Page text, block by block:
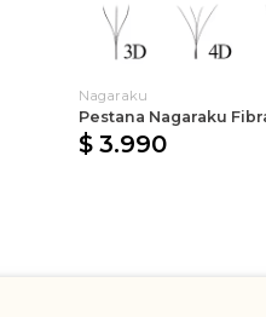
Nagaraku
Pestana Nagaraku
$ 3.990